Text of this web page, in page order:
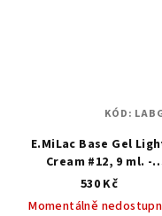
E.MiLac Base Gel
Cream #12, 9 ml. -
Modelační kamuflážní
530 Kč
Momentálně
KÓD: